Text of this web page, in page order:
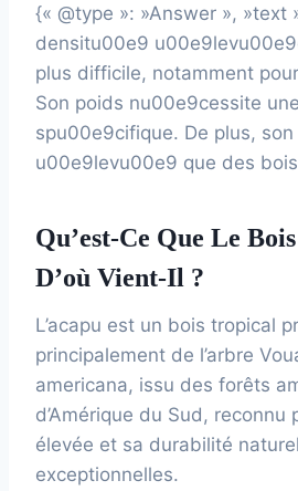
{« @type »: »Answer », »text
densitu00e9
plus difficile, notamment
Son poids nu00e9cessite
spu00e9cifique. De plus,
u00e9levu00e9 que des
Qu’est-Ce Que Le
D’où Vient-Il ?
L’acapu est un bois tropical
principalement de l’arbre
americana, issu des forêts
d’Amérique du Sud, reconnu
élevée et sa durabilité
exceptionnelles.